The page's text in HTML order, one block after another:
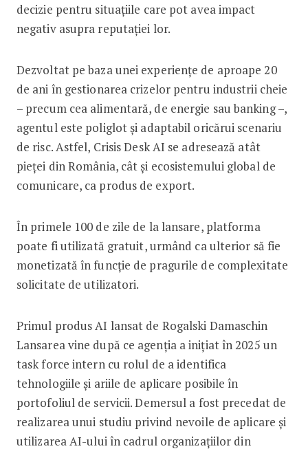
decizie pentru situațiile care pot avea impact
negativ asupra reputației lor.
Dezvoltat pe baza unei experiențe de aproape 20
de ani în gestionarea crizelor pentru industrii cheie
– precum cea alimentară, de energie sau banking –,
agentul este poliglot și adaptabil oricărui scenariu
de risc. Astfel, Crisis Desk AI se adresează atât
pieței din România, cât și ecosistemului global de
comunicare, ca produs de export.
În primele 100 de zile de la lansare, platforma
poate fi utilizată gratuit, urmând ca ulterior să fie
monetizată în funcție de pragurile de complexitate
solicitate de utilizatori.
Primul produs AI lansat de Rogalski Damaschin
Lansarea vine după ce agenția a inițiat în 2025 un
task force intern cu rolul de a identifica
tehnologiile și ariile de aplicare posibile în
portofoliul de servicii. Demersul a fost precedat de
realizarea unui studiu privind nevoile de aplicare și
utilizarea AI-ului în cadrul organizațiilor din